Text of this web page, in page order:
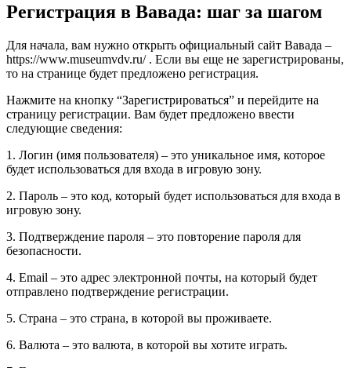
Регистрация в Вавада: шаг за шагом
Для начала, вам нужно открыть официальный сайт Вавада –
https://www.museumvdv.ru/ . Если вы еще не зарегистрированы,
то на странице будет предложено регистрация.
Нажмите на кнопку “Зарегистрироваться” и перейдите на
страницу регистрации. Вам будет предложено ввести
следующие сведения:
1. Логин (имя пользователя) – это уникальное имя, которое
будет использоваться для входа в игровую зону.
2. Пароль – это код, который будет использоваться для входа в
игровую зону.
3. Подтверждение пароля – это повторение пароля для
безопасности.
4. Email – это адрес электронной почты, на который будет
отправлено подтверждение регистрации.
5. Страна – это страна, в которой вы проживаете.
6. Валюта – это валюта, в которой вы хотите играть.